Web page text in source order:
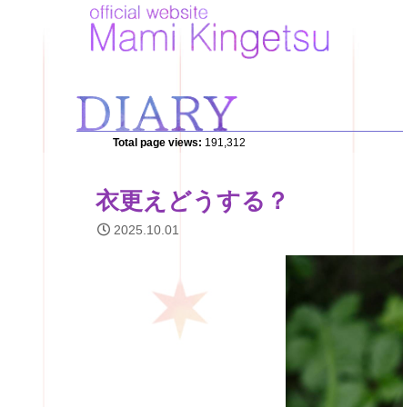
Total page views: 191,312
衣更えどうする？
2025.10.01